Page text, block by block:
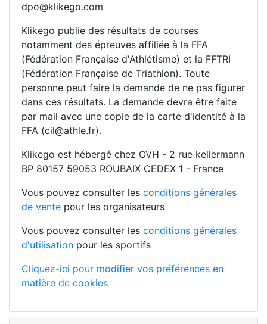
dpo@klikego.com
Klikego publie des résultats de courses
notamment des épreuves affiliée à la FFA
(Fédération Française d'Athlétisme) et la FFTRI
(Fédération Française de Triathlon). Toute
personne peut faire la demande de ne pas figurer
dans ces résultats. La demande devra être faite
par mail avec une copie de la carte d'identité à la
FFA (cil@athle.fr).
Klikego est hébergé chez OVH - 2 rue kellermann
BP 80157 59053 ROUBAIX CEDEX 1 - France
Vous pouvez consulter les conditions générales
de vente pour les organisateurs
Vous pouvez consulter les conditions générales
d'utilisation pour les sportifs
Cliquez-ici pour modifier vos préférences en
matière de cookies